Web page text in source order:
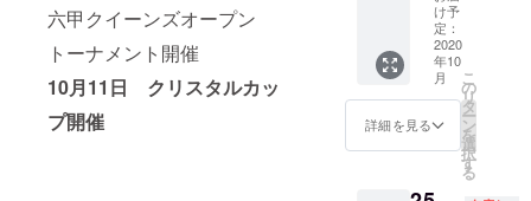
六甲クイーンズオープン
トーナメント開催
10月11日 クリスタルカッ
プ開催
欄に
「掲載
不要」
とご記
入くだ
本プロ
ジェク
トにご
参加く
ださっ
のお名
前をク
記入く
ださ
い。 ※
観戦チ
ケット
はメー
ルでの
りいた
しま
す。席
種・お
名前を
記載し
たチ
11日）
観戦チ
ケット
[A席]
※【全席
指定
席】座
席は大
会当日
の上決
け予
定：
2020
年10
月
詳細を見る
こ
の
リ
タ
ー
ン
を
選
択
す
る